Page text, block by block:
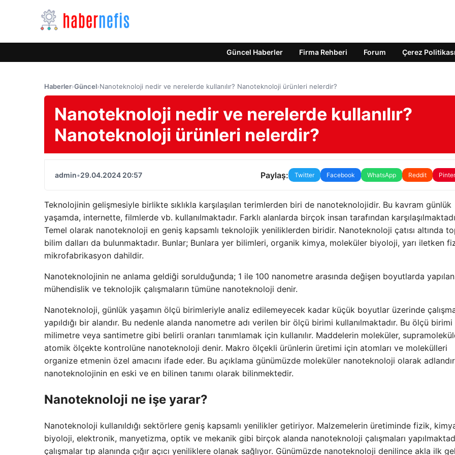
Güncel Haberler Firma Rehberi Forum Çerez Politikası
Haberler›Güncel›Nanoteknoloji nedir ve nerelerde kullanılır? Nanoteknoloji ürünleri nelerdir?
Nanoteknoloji nedir ve nerelerde kullanılır?
Nanoteknoloji ürünleri nelerdir?
admin•29.04.2024 20:57 Paylaş: Twitter Facebook WhatsApp Reddit
Teknolojinin gelişmesiyle birlikte sıklıkla karşılaşılan terimlerden biri de nanoteknolojidir. Bu kavram günlük
yaşamda, internette, filmlerde vb. kullanılmaktadır. Farklı alanlarda birçok insan tarafından
Temel olarak nanoteknoloji en geniş kapsamlı teknolojik yeniliklerden biridir. Nanoteknoloji çatısı altında
bilim dalları da bulunmaktadır. Bunlar; Bunlara yer bilimleri, organik kimya, moleküler biyoloji, yarı iletken
mikrofabrikasyon dahildir.
Nanoteknolojinin ne anlama geldiği sorulduğunda; 1 ile 100 nanometre arasında değişen boyutlarda yapılan
mühendislik ve teknolojik çalışmaların tümüne nanoteknoloji denir.
Nanoteknoloji, günlük yaşamın ölçü birimleriyle analiz edilemeyecek kadar küçük boyutlar üzerinde
yapıldığı bir alandır. Bu nedenle alanda nanometre adı verilen bir ölçü birimi kullanılmaktadır. Bu ölçü birimi
milimetre veya santimetre gibi belirli oranları tanımlamak için kullanılır. Maddelerin moleküler,
atomik ölçekte kontrolüne nanoteknoloji denir. Makro ölçekli ürünlerin üretimi için atomları ve molekülleri
organize etmenin özel amacını ifade eder. Bu açıklama günümüzde moleküler nanoteknoloji olarak
nanoteknolojinin en eski ve en bilinen tanımı olarak bilinmektedir.
Nanoteknoloji ne işe yarar?
Nanoteknoloji kullanıldığı sektörlere geniş kapsamlı yenilikler getiriyor. Malzemelerin üretiminde fizik,
biyoloji, elektronik, manyetizma, optik ve mekanik gibi birçok alanda nanoteknoloji çalışmaları
çalışmalar tıp alanında çığır açıcı yeniliklere olanak sağlıyor. Günümüzde nanoteknoloji denilince akla ilk